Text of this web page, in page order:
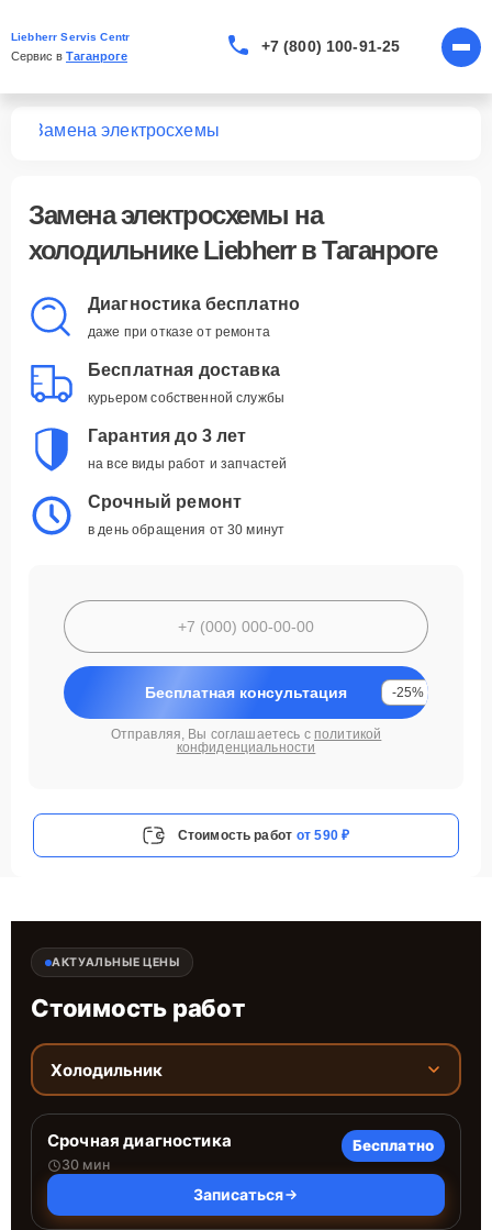
Liebherr Servis Centr
Сервис в Таганроге
+7 (800) 100-91-25
Замена электросхемы
Замена электросхемы на
холодильнике Liebherr в Таганроге
Диагностика бесплатно
даже при отказе от ремонта
Бесплатная доставка
курьером собственной службы
Гарантия до 3 лет
на все виды работ и запчастей
Срочный ремонт
в день обращения от 30 минут
Бесплатная консультация -25%
Отправляя, Вы соглашаетесь с политикой
конфиденциальности
Стоимость работ от 590 ₽
АКТУАЛЬНЫЕ ЦЕНЫ
Стоимость работ
Холодильник
Срочная диагностика
30 мин
Бесплатно
Записаться